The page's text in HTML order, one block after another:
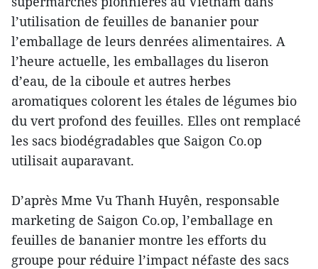
l’utilisation de feuilles de bananier pour
l’emballage de leurs denrées alimentaires. A
l’heure actuelle, les emballages du liseron
d’eau, de la ciboule et autres herbes
aromatiques colorent les étales de légumes bio
du vert profond des feuilles. Elles ont remplacé
les sacs biodégradables que Saigon Co.op
utilisait auparavant.
D’après Mme Vu Thanh Huyên, responsable
marketing de Saigon Co.op, l’emballage en
feuilles de bananier montre les efforts du
groupe pour réduire l’impact néfaste des sacs